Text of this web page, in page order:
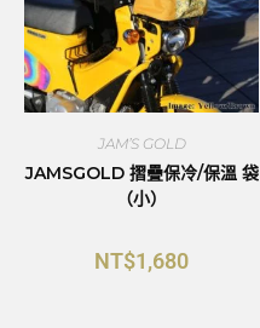
JAM’S GOLD
JAMSGOLD 摺疊保冷/保溫 袋
（小）
NT$1,680